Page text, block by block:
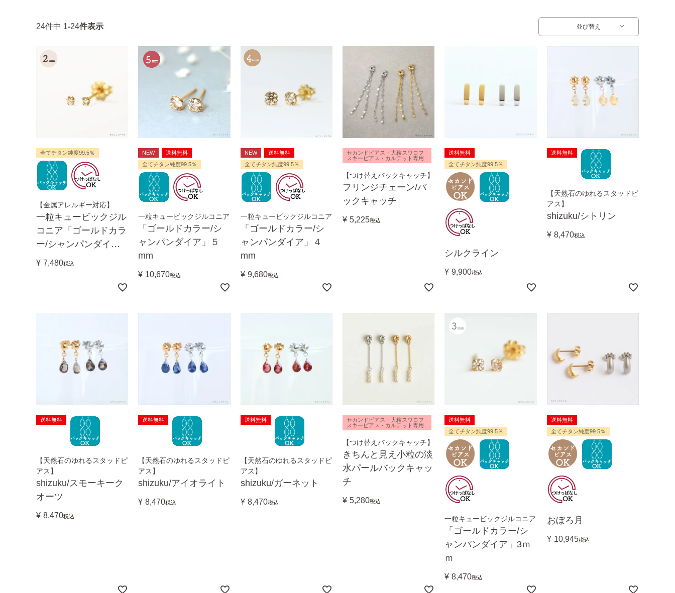
並び替え
24件中 1-24件表示
全てチタン純度99.5％
【金属アレルギー対応】
一粒キュービックジル
コニア「ゴールドカラ
ー/シャンパンダイ
ア」ちょっと控え目２
¥ 7,480税込
NEW
送料無料
全てチタン純度99.5％
一粒キュービックジルコニア
「ゴールドカラー/シ
ャンパンダイア」５
mm
¥ 10,670税込
NEW
送料無料
全てチタン純度99.5％
一粒キュービックジルコニア
「ゴールドカラー/シ
ャンパンダイア」４
mm
¥ 9,680税込
セカンドピアス・大粒スワロフ
スキーピアス・カルテット専用
【つけ替えバックキャッチ】
フリンジチェーン/バ
ックキャッチ
¥ 5,225税込
送料無料
全てチタン純度99.5％
シルクライン
¥ 9,900税込
送料無料
【天然石のゆれるスタッドピ
アス】
shizuku/シトリン
¥ 8,470税込
送料無料
【天然石のゆれるスタッドピ
アス】
shizuku/スモーキーク
オーツ
¥ 8,470税込
送料無料
【天然石のゆれるスタッドピ
アス】
shizuku/アイオライト
¥ 8,470税込
送料無料
【天然石のゆれるスタッドピ
アス】
shizuku/ガーネット
¥ 8,470税込
セカンドピアス・大粒スワロフ
スキーピアス・カルテット専用
【つけ替えバックキャッチ】
きちんと見え小粒の淡
水パールバックキャッ
チ
¥ 5,280税込
送料無料
全てチタン純度99.5％
一粒キュービックジルコニア
「ゴールドカラー/シ
ャンパンダイア」3ｍ
ｍ
¥ 8,470税込
送料無料
全てチタン純度99.5％
おぼろ月
¥ 10,945税込